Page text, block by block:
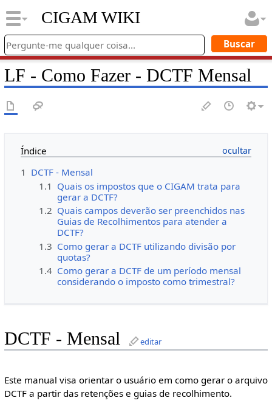
CIGAM WIKI
LF - Como Fazer - DCTF Mensal
Índice
1 DCTF - Mensal
1.1 Quais os impostos que o CIGAM trata para
gerar a DCTF?
1.2 Quais campos deverão ser preenchidos nas
Guias de Recolhimentos para atender a
DCTF?
1.3 Como gerar a DCTF utilizando divisão por
quotas?
1.4 Como gerar a DCTF de um período mensal
considerando o imposto como trimestral?
DCTF - Mensal editar
Este manual visa orientar o usuário em como gerar o arquivo
DCTF a partir das retenções e guias de recolhimento.